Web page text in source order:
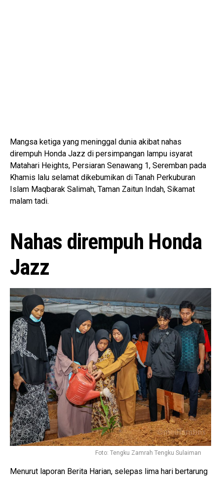
Mangsa ketiga yang meninggal dunia akibat nahas
dirempuh Honda Jazz di persimpangan lampu isyarat
Matahari Heights, Persiaran Senawang 1, Seremban pada
Khamis lalu selamat dikebumikan di Tanah Perkuburan
Islam Maqbarak Salimah, Taman Zaitun Indah, Sikamat
malam tadi.
Nahas dirempuh Honda
Jazz
Foto: Tengku Zamrah Tengku Sulaiman
Menurut laporan Berita Harian, selepas lima hari bertarung